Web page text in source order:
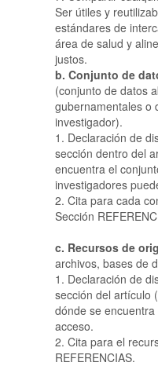
Ser útiles y
estándares de
área de salud y
justos.
b. Conjunto de
(conjunto de datos
gubernamentales o
investigador).
1. Declaración de
sección dentro del
encuentra el
investigadores
2. Cita para cada
Sección
c. Recursos de
archivos, bases de
1. Declaración de
sección del artículo
dónde se
acceso.
2. Cita para el
REFERENCIAS.